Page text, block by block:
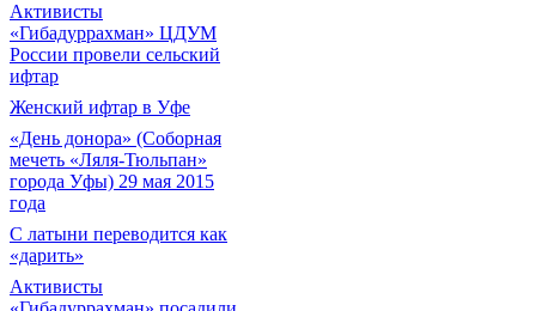
Активисты
«Гибадуррахман» ЦДУМ
России провели сельский
ифтар
Женский ифтар в Уфе
«День донора» (Соборная
мечеть «Ляля-Тюльпан»
города Уфы) 29 мая 2015
года
С латыни переводится как
«дарить»
Активисты